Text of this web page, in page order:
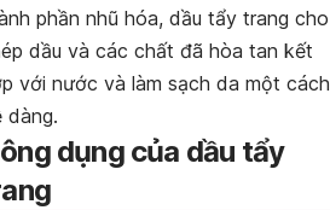
phần nhũ hóa, dầu tẩy trang cho
dầu và các chất đã hòa tan kết
với nước và làm sạch da một cách
dàng.
dụng của dầu tẩy